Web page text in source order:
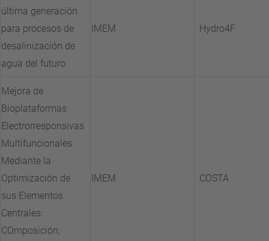
última generación
para procesos de
desalinización de
agua del futuro
IMEM Hydro4F
Mejora de
Bioplataformas
Electrorresponsivas
Multifuncionales
Mediante la
Optimización de
sus Elementos
Centrales:
COmposición,
IMEM COSTA